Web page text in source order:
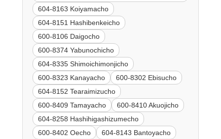
604-8163 Koiyamacho
604-8151 Hashibenkeicho
600-8106 Daigocho
600-8374 Yabunochicho
604-8335 Shimoichimonjicho
600-8323 Kanayacho
600-8302 Ebisucho
604-8152 Tearaimizucho
600-8409 Tamayacho
600-8410 Akuojicho
604-8258 Hashihigashizumecho
600-8402 Oecho
604-8143 Bantoyacho